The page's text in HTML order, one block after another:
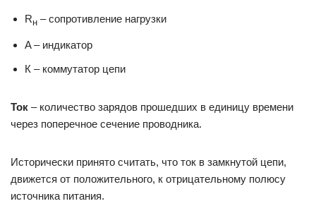
Rн – сопротивление нагрузки
A – индикатор
К – коммутатор цепи
Ток – количество зарядов прошедших в единицу времени
через поперечное сечение проводника.
Исторически принято считать, что ток в замкнутой цепи,
движется от положительного, к отрицательному полюсу
источника питания.